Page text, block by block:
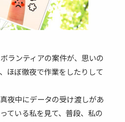
ランティアの案件が、思いの
ほぼ徹夜で作業をしたりして
夜中にデータの受け渡しがあ
ている私を見て、普段、私の